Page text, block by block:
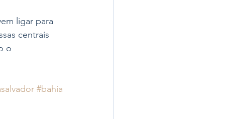
ligar para
centrais
o
#bahia